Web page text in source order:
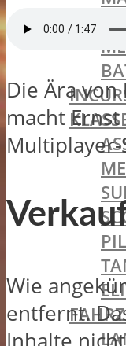
Die Ära von
macht
Wie
entfernt.